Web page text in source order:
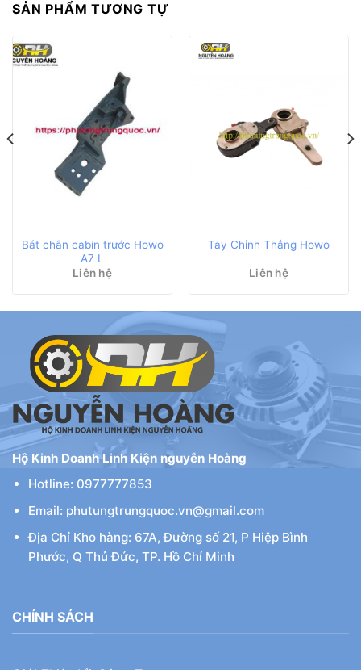
SẢN PHẨM TƯƠNG TỰ
Bát chân cabin trước Howo
A7 L
Liên hệ
Tay Chỉnh Thắng Howo
Liên hệ
Hộ Kinh Doanh Linh Kiện nguyễn Hoàng
Hotline: 0977777853
Email: phutungtrungquoc.vn@gmail.com
Địa Chỉ Kho hàng: 67A, Đường số 21, P Hiệp Bình
Phước, Q Thủ Đức, TP. Hồ Chí Minh
CHÍNH SÁCH